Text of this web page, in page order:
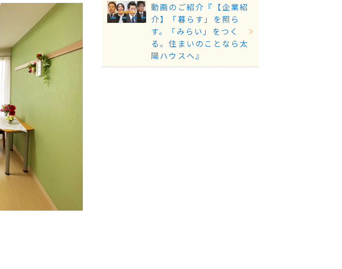
動画のご紹介『【企業紹
介】「暮らす」を照ら
す。「みらい」をつく
る。住まいのことなら太
陽ハウスへ』